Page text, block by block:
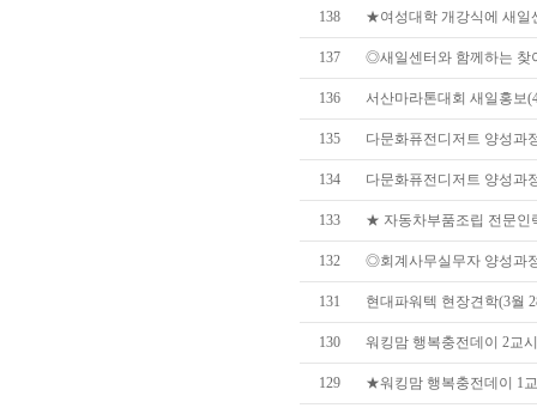
138 ★여성대학 개강식에 새일
137 ◎새일센터와 함께하는 찾
136 서산마라톤대회 새일홍보
135 다문화퓨전디저트 양성과
134 다문화퓨전디저트 양성과
133 ★ 자동차부품조립 전문인
132 ◎회계사무실무자 양성과
131 현대파워텍 현장견학(3월
130 워킹맘 행복충전데이 2교
129 ★워킹맘 행복충전데이 1